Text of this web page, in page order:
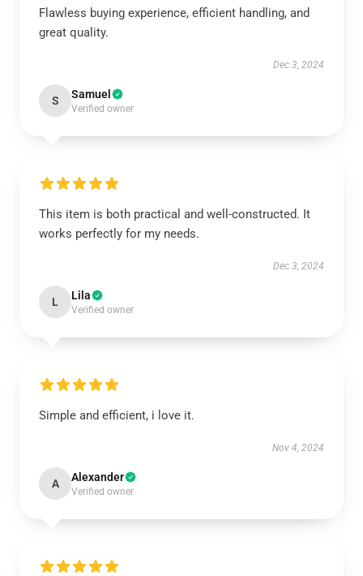
Flawless buying experience, efficient handling, and
great quality.
Dec 3, 2024
S Samuel
Verified owner
This item is both practical and well-constructed. It
works perfectly for my needs.
Dec 3, 2024
L Lila
Verified owner
Simple and efficient, i love it.
Nov 4, 2024
A Alexander
Verified owner